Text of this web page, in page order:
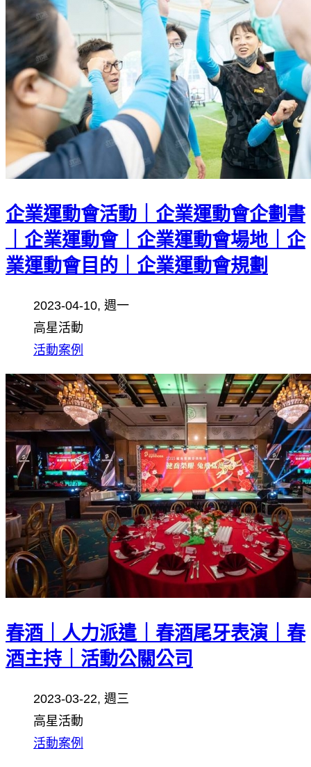
企業運動會活動｜企業運動會企劃書
｜企業運動會｜企業運動會場地｜企
業運動會目的｜企業運動會規劃
2023-04-10, 週一
高星活動
活動案例
春酒｜人力派遣｜春酒尾牙表演｜春
酒主持｜活動公關公司
2023-03-22, 週三
高星活動
活動案例